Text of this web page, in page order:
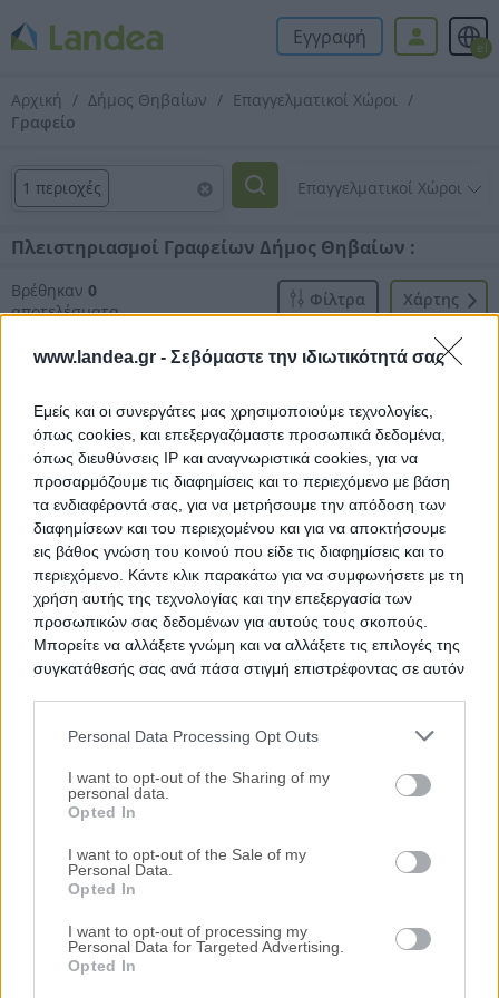
www.landea.gr - Σεβόμαστε την ιδιωτικότητά σας
Εμείς και οι συνεργάτες μας χρησιμοποιούμε τεχνολογίες,
όπως cookies, και επεξεργαζόμαστε προσωπικά δεδομένα,
όπως διευθύνσεις IP και αναγνωριστικά cookies, για να
προσαρμόζουμε τις διαφημίσεις και το περιεχόμενο με βάση
τα ενδιαφέροντά σας, για να μετρήσουμε την απόδοση των
διαφημίσεων και του περιεχομένου και για να αποκτήσουμε
εις βάθος γνώση του κοινού που είδε τις διαφημίσεις και το
περιεχόμενο. Κάντε κλικ παρακάτω για να συμφωνήσετε με τη
χρήση αυτής της τεχνολογίας και την επεξεργασία των
προσωπικών σας δεδομένων για αυτούς τους σκοπούς.
Μπορείτε να αλλάξετε γνώμη και να αλλάξετε τις επιλογές της
συγκατάθεσής σας ανά πάσα στιγμή επιστρέφοντας σε αυτόν
services and may gather and store information including but
not limited to your visit or usage behaviour. You may click to
grant or deny consent to Google and its third-party tags to
use your data for below specified purposes in below Google
consent section.
Personal Data Processing Opt Outs
I want to opt-out of the Sharing of my
personal data.
Opted In
I want to opt-out of the Sale of my
Personal Data.
Opted In
I want to opt-out of processing my
Personal Data for Targeted Advertising.
Opted In
Εγγραφή el
Αρχική Δήμος Θηβαίων
Επαγγελματικοί Χώροι
Γραφείο
1 περιοχές
Πλειστηριασμοί Γραφείων Δήμος Θηβαίων :
Βρέθηκαν 0
αποτελέσματα
Xάρτης
Φίλτρα
Δεν βρέθηκαν αποτελέσματα.
Δημοφιλείς Αναζητήσεις
Ακίνητα Κατοικίες
Επαγγελματικοί Χώροι
Κατάστημα
Γραφεία
περισσότερα >>
Τοπική Αναζήτηση